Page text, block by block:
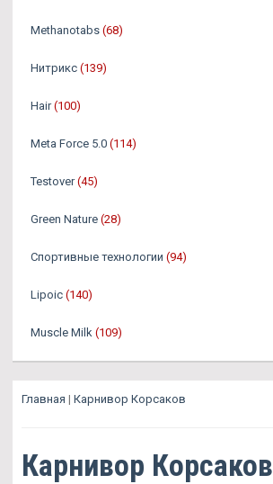
Methanotabs (68)
Нитрикс (139)
Hair (100)
Meta Force 5.0 (114)
Testover (45)
Green Nature (28)
Спортивные технологии (94)
Lipoic (140)
Muscle Milk (109)
Главная | Карнивор Корсаков
Карнивор Корсаков